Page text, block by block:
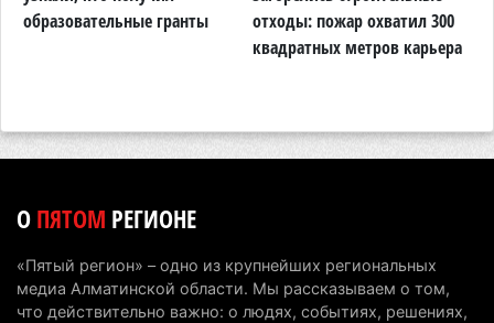
тарифы
212
первоклассников начнут учить искусственному
6 августа 2026 г. 10:47
образовательные гранты
отходы: пожар охватил 300
квадратных метров карьера
ОПЯТОМ РЕГИОНЕ
«Пятый регион» – одно из крупнейших региональных
медиа Алматинской области. Мы рассказываем о том,
что действительно важно: о людях, событиях, решениях,